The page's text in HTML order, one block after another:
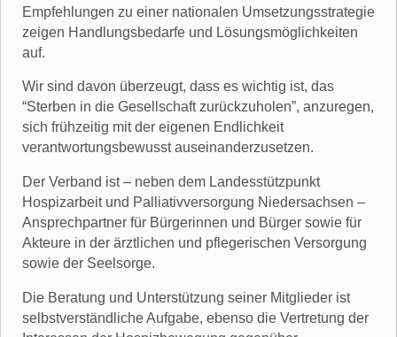
Empfehlungen zu einer nationalen Umsetzungsstrategie
zeigen Handlungsbedarfe und Lösungsmöglichkeiten
auf.
Wir sind davon überzeugt, dass es wichtig ist, das
“Sterben in die Gesellschaft zurückzuholen”, anzuregen,
sich frühzeitig mit der eigenen Endlichkeit
verantwortungsbewusst auseinanderzusetzen.
Der Verband ist – neben dem Landesstützpunkt
Hospizarbeit und Palliativversorgung Niedersachsen –
Ansprechpartner für Bürgerinnen und Bürger sowie für
Akteure in der ärztlichen und pflegerischen Versorgung
sowie der Seelsorge.
Die Beratung und Unterstützung seiner Mitglieder ist
selbstverständliche Aufgabe, ebenso die Vertretung der